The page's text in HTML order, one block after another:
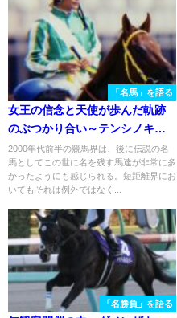
「名馬」を語る
女王の信念と天使が歩んだ軌跡
のぶつかり合い～テンシノキセ
キ・2003年セントウルS～
2000年代前半の競馬界は、後に伝説の名
馬としてこの世に名を残す馬達が非常に多
かったようにも感じられる。短距離界にお
いてもそれは例外ではなく...
「名勝負」を語る